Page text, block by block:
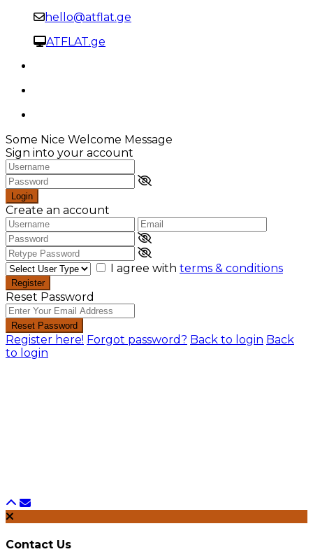
hello@atflat.ge
ATFLAT.ge
Some Nice Welcome Message
Sign into your account
Login
Create an account
I agree with terms & conditions
Register
Reset Password
Reset Password
Register here! Forgot password? Back to login Back
to login
Contact Us